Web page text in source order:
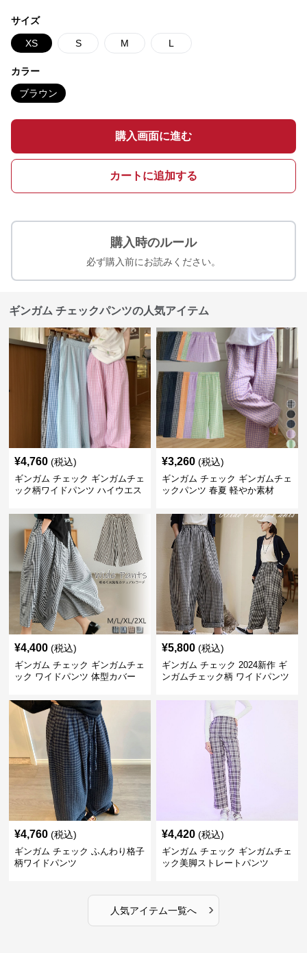
サイズ
XS S M L
カラー
ブラウン
購入画面に進む
カートに追加する
購入時のルール
必ず購入前にお読みください。
ギンガム チェックパンツの人気アイテム
¥4,760 (税込)
ギンガム チェック ギンガムチェ
ック柄ワイドパンツ ハイウエス
¥3,260 (税込)
ギンガム チェック ギンガムチェ
ックパンツ 春夏 軽やか素材
¥4,400 (税込)
ギンガム チェック ギンガムチェ
ック ワイドパンツ 体型カバー
¥5,800 (税込)
ギンガム チェック 2024新作 ギ
ンガムチェック柄 ワイドパンツ
¥4,760 (税込)
ギンガム チェック ふんわり格子
柄ワイドパンツ
¥4,420 (税込)
ギンガム チェック ギンガムチェ
ック美脚ストレートパンツ
人気アイテム一覧へ ›